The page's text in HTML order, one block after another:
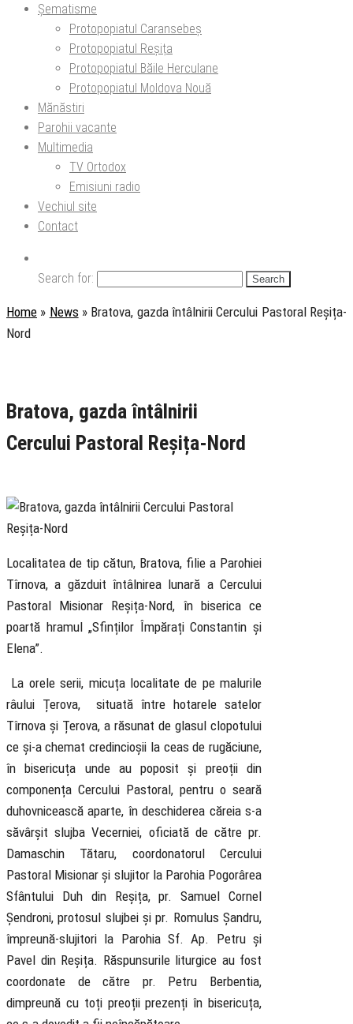
Șematisme
Protopopiatul Caransebeș
Protopopiatul Reșița
Protopopiatul Băile Herculane
Protopopiatul Moldova Nouă
Mănăstiri
Parohii vacante
Multimedia
TV Ortodox
Emisiuni radio
Vechiul site
Contact
Search for:
Home » News » Bratova, gazda întâlnirii Cercului Pastoral Reșița-
Nord
Bratova, gazda întâlnirii
Cercului Pastoral Reșița-Nord
Localitatea de tip cătun, Bratova, filie a Parohiei
Tîrnova, a găzduit întâlnirea lunară a Cercului
Pastoral Misionar Reșița-Nord, în biserica ce
poartă hramul „Sfinților Împărați Constantin și
Elena”.
La orele serii, micuța localitate de pe malurile
râului Țerova, situată între hotarele satelor
Tîrnova și Țerova, a răsunat de glasul clopotului
ce și-a chemat credincioșii la ceas de rugăciune,
în bisericuța unde au poposit și preoții din
componența Cercului Pastoral, pentru o seară
duhovnicească aparte, în deschiderea căreia s-a
săvârșit slujba Vecerniei, oficiată de către pr.
Damaschin Tătaru, coordonatorul Cercului
Pastoral Misionar și slujitor la Parohia Pogorârea
Sfântului Duh din Reșița, pr. Samuel Cornel
Șendroni, protosul slujbei și pr. Romulus Șandru,
împreună-slujitori la Parohia Sf. Ap. Petru și
Pavel din Reșița. Răspunsurile liturgice au fost
coordonate de către pr. Petru Berbentia,
dimpreună cu toți preoții prezenți în bisericuța,